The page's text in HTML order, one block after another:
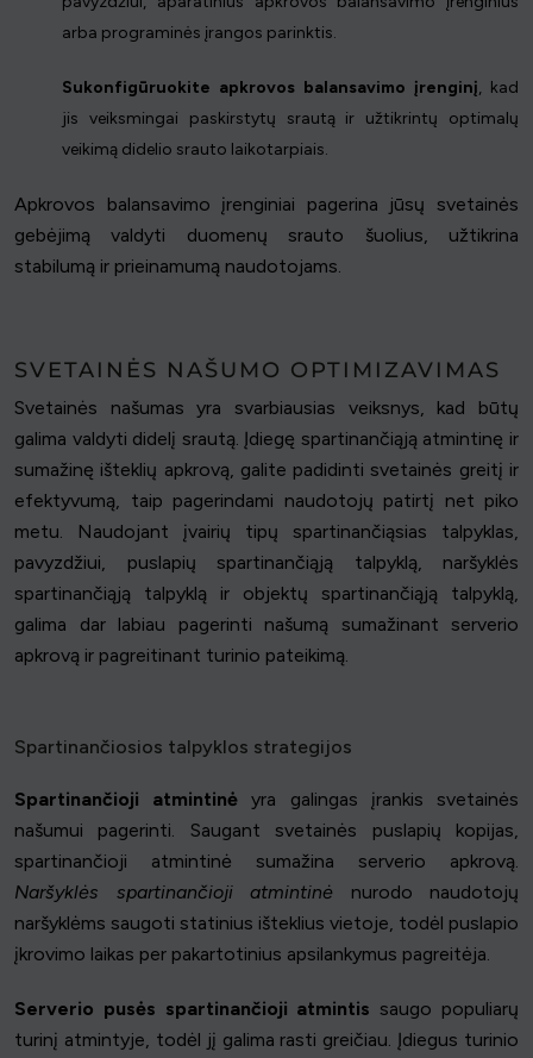
arba programinės įrangos parinktis.
Sukonfigūruokite apkrovos balansavimo įrenginį, kad
jis veiksmingai paskirstytų srautą ir užtikrintų optimalų
veikimą didelio srauto laikotarpiais.
Apkrovos balansavimo įrenginiai pagerina jūsų svetainės
gebėjimą valdyti duomenų srauto šuolius, užtikrina
stabilumą ir prieinamumą naudotojams.
SVETAINĖS NAŠUMO OPTIMIZAVIMAS
Svetainės našumas yra svarbiausias veiksnys, kad būtų
galima valdyti didelį srautą. Įdiegę spartinančiąją atmintinę ir
sumažinę išteklių apkrovą, galite padidinti svetainės greitį ir
efektyvumą, taip pagerindami naudotojų patirtį net piko
metu. Naudojant įvairių tipų spartinančiąsias talpyklas,
pavyzdžiui, puslapių spartinančiąją talpyklą, naršyklės
spartinančiąją talpyklą ir objektų spartinančiąją talpyklą,
galima dar labiau pagerinti našumą sumažinant serverio
apkrovą ir pagreitinant turinio pateikimą.
Spartinančiosios talpyklos strategijos
Spartinančioji atmintinė yra galingas įrankis svetainės
našumui pagerinti. Saugant svetainės puslapių kopijas,
spartinančioji atmintinė sumažina serverio apkrovą.
Naršyklės spartinančioji atmintinė nurodo naudotojų
naršyklėms saugoti statinius išteklius vietoje, todėl puslapio
įkrovimo laikas per pakartotinius apsilankymus pagreitėja.
Serverio pusės spartinančioji atmintis saugo populiarų
turinį atmintyje, todėl jį galima rasti greičiau. Įdiegus turinio